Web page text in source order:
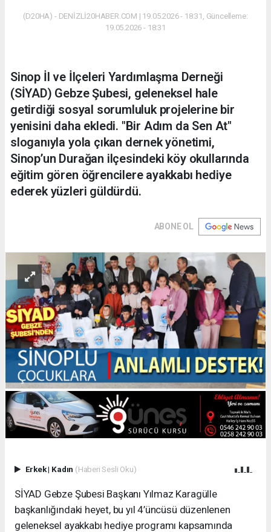
(D20HA) - DENİZLİ20HABER.COM | 19.05.2026 - 18:31, Güncelleme:
19.05.2026 - 18:31
Sinop İl ve İlçeleri Yardımlaşma Derneği
(SİYAD) Gebze Şubesi, geleneksel hale
getirdiği sosyal sorumluluk projelerine bir
yenisini daha ekledi. "Bir Adım da Sen At"
sloganıyla yola çıkan dernek yönetimi,
Sinop’un Durağan ilçesindeki köy okullarında
eğitim gören öğrencilere ayakkabı hediye
ederek yüzleri güldürdü.
ABONE OL
Erkek| Kadın (Haberi Sesli Oku)
SİYAD Gebze Şubesi Başkanı Yılmaz Karagülle
başkanlığındaki heyet, bu yıl 4’üncüsü düzenlenen
geleneksel ayakkabı hediye programı kapsamında